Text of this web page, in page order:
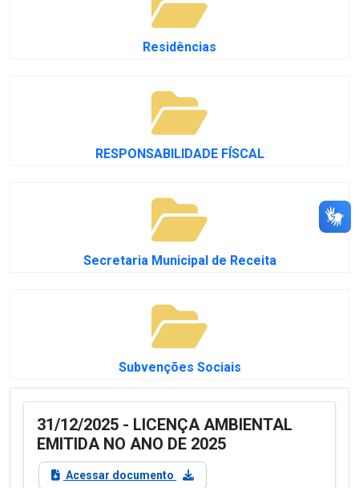
Residências
RESPONSABILIDADE FÍSCAL
Secretaria Municipal de Receita
Subvenções Sociais
31/12/2025 - LICENÇA AMBIENTAL
EMITIDA NO ANO DE 2025
Acessar documento